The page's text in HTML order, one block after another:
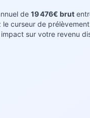
de 19 476€ brut
curseur de
sur votre revenu